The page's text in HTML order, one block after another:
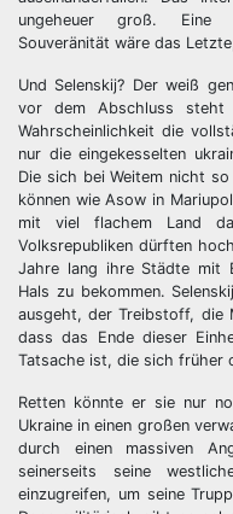
ungeheuer groß. Eine
Souveränität wäre das
Und Selenskij? Der weiß
vor dem Abschluss
Wahrscheinlichkeit die
nur die eingekesselten
Die sich bei Weitem nicht
können wie Asow in
mit viel flachem Land
Volksrepubliken dürften
Jahre lang ihre Städte mit
Hals zu bekommen.
ausgeht, der Treibstoff, die
dass das Ende dieser
Tatsache ist, die sich früher
Retten könnte er sie nur
Ukraine in einen großen
durch einen massiven
seinerseits seine
einzugreifen, um seine